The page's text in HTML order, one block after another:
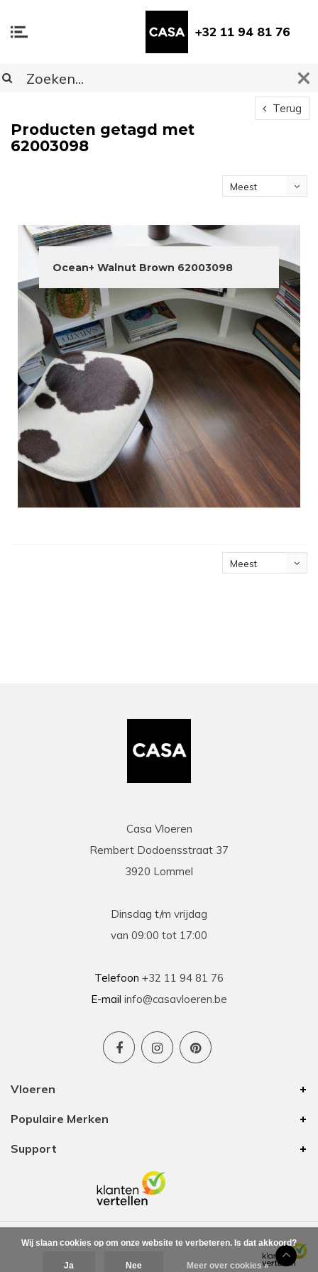
+32 11 94 81 76
Terug
Producten getagd met
62003098
Meest
Ocean+ Walnut Brown 62003098
Meest
Casa Vloeren
Rembert Dodoensstraat 37
3920 Lommel
Dinsdag t/m vrijdag
van 09:00 tot 17:00
Telefoon +32 11 94 81 76
E-mail info@casavloeren.be
Vloeren
Populaire Merken
Support
Wij slaan cookies op om onze website te verbeteren. Is dat akkoord?
Ja Nee Meer over cookies »